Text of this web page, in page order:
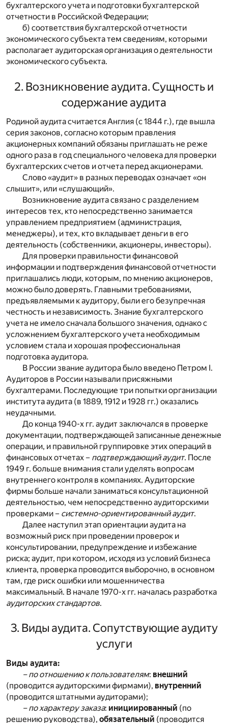
бухгалтерского учета и подготовки бухгалтерской
отчетности в Российской Федерации;
б) соответствия бухгалтерской отчетности
экономического субъекта тем сведениям, которыми
располагает аудиторская организация о деятельности
экономического субъекта.
2. Возникновение аудита. Сущность и
содержание аудита
Родиной аудита считается Англия (с 1844 г.), где вышла
серия законов, согласно которым правления
акционерных компаний обязаны приглашать не реже
одного раза в год специального человека для проверки
бухгалтерских счетов и отчета перед акционерами.
Слово «аудит» в разных переводах означает «он
слышит», или «слушающий».
Возникновение аудита связано с разделением
интересов тех, кто непосредственно занимается
управлением предприятием (администрация,
менеджеры), и тех, кто вкладывает деньги в его
деятельность (собственники, акционеры, инвесторы).
Для проверки правильности финансовой
информации и подтверждения финансовой отчетности
приглашались люди, которым, по мнению акционеров,
можно было доверять. Главными требованиями,
предъявляемыми к аудитору, были его безупречная
честность и независимость. Знание бухгалтерского
учета не имело сначала большого значения, однако с
усложнением бухгалтерского учета необходимым
условием стала и хорошая профессиональная
подготовка аудитора.
В России звание аудитора было введено Петром I.
Аудиторов в России называли присяжными
бухгалтерами. Последующие три попытки организации
института аудита (в 1889, 1912 и 1928 гг.) оказались
неудачными.
До конца 1940-х гг. аудит заключался в проверке
документации, подтверждающей записанные денежные
операции, и правильной группировке этих операций в
финансовых отчетах – подтверждающий аудит. После
1949 г. больше внимания стали уделять вопросам
внутреннего контроля в компаниях. Аудиторские
фирмы больше начали заниматься консультационной
деятельностью, чем непосредственно аудиторскими
проверками – системно-ориентированный аудит.
Далее наступил этап ориентации аудита на
возможный риск при проведении проверок и
консультировании, предупреждение и избежание
риска; аудит, при котором, исходя из условий бизнеса
клиента, проверка проводится выборочно, в основном
там, где риск ошибки или мошенничества
максимальный. В начале 1970-х гг. началась разработка
аудиторских стандартов.
3. Виды аудита. Сопутствующие аудиту
услуги
Виды аудита:
– по отношению к пользователям: внешний
(проводится аудиторскими фирмами), внутренний
(проводится штатными аудиторами);
– по характеру заказа: инициированный (по
решению руководства), обязательный (проводится